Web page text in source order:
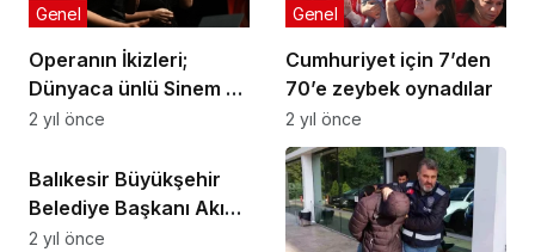
Operanın İkizleri;
Dünyaca ünlü Sinem ve
Didem Balık
Genel
2 yıl önce
Cumhuriyet için 7’den
70’e zeybek oynadılar
Genel
2 yıl önce
Balıkesir Büyükşehir
Belediye Başkanı Akın
Planlı çalışmayla 200
Genel
2 yıl önce